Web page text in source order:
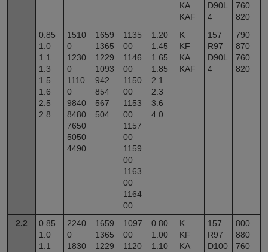
KA
KAF
D90L
4
760
820
0.85
1.0
1.1
1.3
1.5
1.6
2.5
2.8
1510
0
1230
0
1110
0
9840
8480
7650
5050
4490
1659
1365
1229
1093
942
854
567
504
1135
00
1146
00
1150
00
1153
00
1157
00
1159
00
1163
00
1164
00
1.20
1.45
1.65
1.85
2.1
2.3
3.6
4.0
K
KF
KA
KAF
157
R97
D90L
4
790
870
760
820
2.2
0.85
1.0
1.1
2240
0
1830
1659
1365
1229
1097
00
1120
0.80
1.00
1.10
K
KF
KA
157
R97
D100
800
880
760